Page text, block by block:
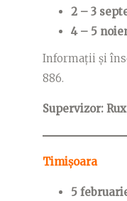
2 – 3
4 – 5
Informații și
886.
Supervizor:
Timișoara
5